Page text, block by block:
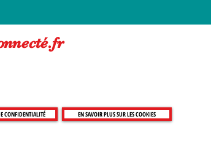
necté.fr
CONFIDENTIALITÉ EN SAVOIR PLUS SUR LES COOKIES